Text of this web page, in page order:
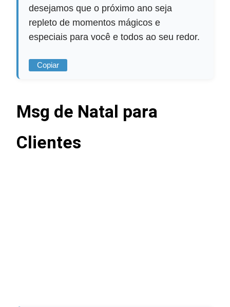
desejamos que o próximo ano seja
repleto de momentos mágicos e
especiais para você e todos ao seu redor.
Copiar
Msg de Natal para
Clientes